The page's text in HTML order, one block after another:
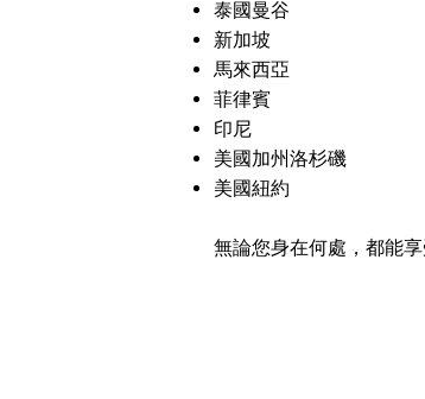
泰國曼谷
新加坡
馬來西亞
菲律賓
印尼
美國加州洛杉磯
美國紐約
無論您身在何處，都能